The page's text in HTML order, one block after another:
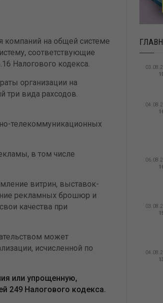
компаний на общей системе
соответствующие
Налогового кодекса.
организации на
три вида рахсодов.
телекоммуникационных
в том числе
витрин, выставок-
рекламных брошюр и
качества при
может
исчисленной по
или упрощенную,
249 Налогового кодекса.